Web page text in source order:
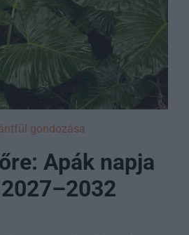
gondozása
Apák napja